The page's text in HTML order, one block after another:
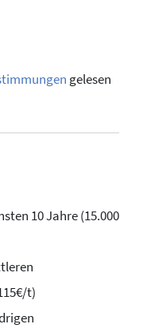
gelesen
10 Jahre (15.000
t)